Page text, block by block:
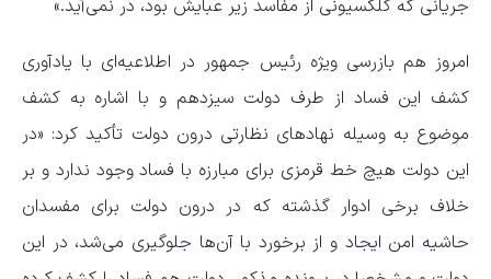
جریانی که کلکسیونی از مفاسد زیر عبایش بود، در نمی‌آید.»
امروز هم بازرسی ویژه رئیس جمهور در اطلاعیه‌ای با یادآوری
کشف این فساد از طرف دولت سیزدهم و با اشاره به کشف
موضوع به وسیله نهادهای نظارتی درون دولت تأکید کرد: «در
این دولت هیچ خط قرمزی برای مبارزه با فساد وجود ندارد و بر
خلاف برخی ادوار گذشته که در درون دولت برای مفسدان
حاشیه امن ایجاد و از برخورد با آن‌ها جلوگیری می‌شد، در این